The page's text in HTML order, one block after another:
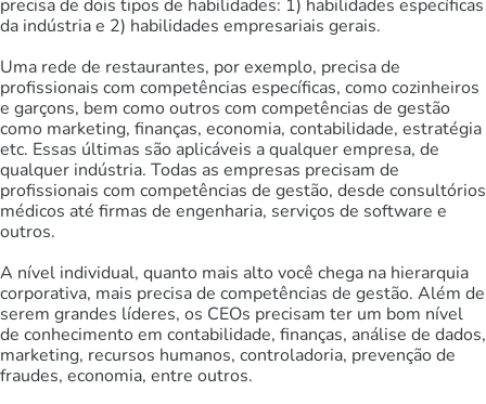
precisa de dois tipos de habilidades: 1) habilidades específicas
da indústria e 2) habilidades empresariais gerais.
Uma rede de restaurantes, por exemplo, precisa de
profissionais com competências específicas, como cozinheiros
e garçons, bem como outros com competências de gestão
como marketing, finanças, economia, contabilidade, estratégia
etc. Essas últimas são aplicáveis a qualquer empresa, de
qualquer indústria. Todas as empresas precisam de
profissionais com competências de gestão, desde consultórios
médicos até firmas de engenharia, serviços de software e
outros.
A nível individual, quanto mais alto você chega na hierarquia
corporativa, mais precisa de competências de gestão. Além de
serem grandes líderes, os CEOs precisam ter um bom nível
de conhecimento em contabilidade, finanças, análise de dados,
marketing, recursos humanos, controladoria, prevenção de
fraudes, economia, entre outros.